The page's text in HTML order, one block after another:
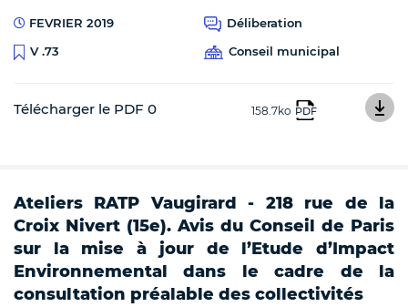
FEVRIER 2019
Déliberation
V .73
Conseil municipal
Télécharger le PDF 0 158.7ko PDF
Ateliers RATP Vaugirard - 218 rue de la
Croix Nivert (15e). Avis du Conseil de Paris
sur la mise à jour de l’Etude d’Impact
Environnemental dans le cadre de la
consultation préalable des collectivités